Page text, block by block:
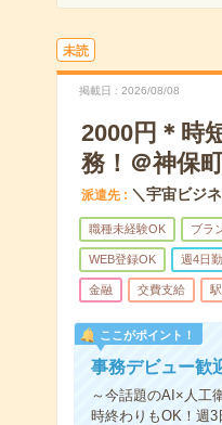
未読
掲載日 2026/08/08
2000円＊時
務！＠神保
派遣先 ＼宇宙ビジ
職種未経験OK ブラ
WEB登録OK 週4日
金融 交費支給
ここがポイント！
事務デビュー歓
～今話題のAI×人工
時終わりもOK！週